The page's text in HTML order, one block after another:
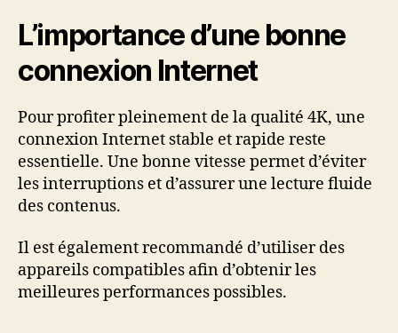
L’importance d’une bonne
connexion Internet
Pour profiter pleinement de la qualité 4K, une
connexion Internet stable et rapide reste
essentielle. Une bonne vitesse permet d’éviter
les interruptions et d’assurer une lecture fluide
des contenus.
Il est également recommandé d’utiliser des
appareils compatibles afin d’obtenir les
meilleures performances possibles.